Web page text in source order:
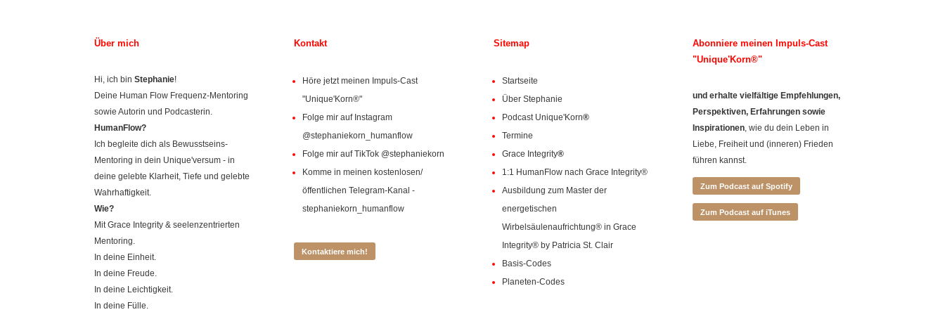
Über mich
Hi, ich binStephanie!
Deine Human Flow Frequenz-Mentoring
sowie Autorin und Podcasterin.
HumanFlow?
Ich begleite dich als Bewusstseins-
Mentoring in dein Unique'versum - in
deine gelebte Klarheit, Tiefe und gelebte
Wahrhaftigkeit.
Wie?
Mit Grace Integrity & seelenzentrierten
Mentoring.
In deine Einheit.
In deine Freude.
In deine Leichtigkeit.
In deine Fülle.
Kontakt
Höre jetzt meinen Impuls-Cast
"Unique'Korn®"
Folge mir auf Instagram
@stephaniekorn_humanflow
Folge mir auf TikTok @stephaniekorn
Komme in meinen kostenlosen/
öffentlichen Telegram-Kanal -
stephaniekorn_humanflow
Kontaktiere mich!
Sitemap
Startseite
Über Stephanie
Podcast Unique'Korn®
Termine
Grace Integrity®
1:1 HumanFlow nach Grace Integrity®
Ausbildung zum Master der
energetischen
Wirbelsäulenaufrichtung®in Grace
Integrity®by Patricia St. Clair
Basis-Codes
Planeten-Codes
Abonniere meinen Impuls-Cast
"Unique'Korn®"
und erhalte vielfältige Empfehlungen,
Perspektiven, Erfahrungen sowie
Inspirationen, wie du dein Leben in
Liebe, Freiheit und (inneren) Frieden
führen kannst.
Zum Podcast auf Spotify
Zum Podcast auf iTunes